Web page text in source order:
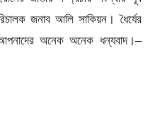
জনাব আলি সাকিয়ন। ধৈর্যের
অনেক অনেক ধন্যবাদ।–